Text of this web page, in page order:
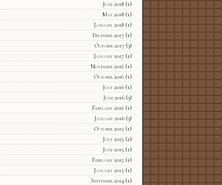
June 2018(1)
May 2018(1)
January 2018(1)
December 2017(1)
October 2017(3)
January 2017(1)
November 2016(1)
October 2016(1)
July 2016(1)
June 2016(3)
February 2016(1)
January 2016(3)
October 2015 (1)
July 2015 (2)
June 2015 (1)
February 2015 (1)
January 2015 (1)
September 2014(1)